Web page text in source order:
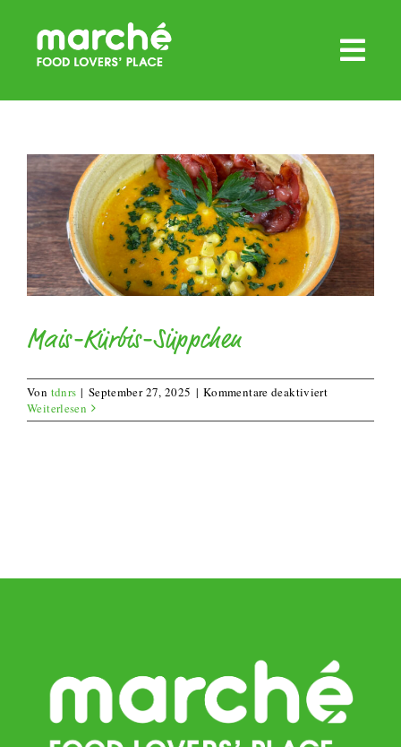
Inhalt
Mais-Kürbis-Süppchen
Von tdnrs | September 27, 2025 | Kommentare deaktiviertfür
Kürbis-
Weiterlesen